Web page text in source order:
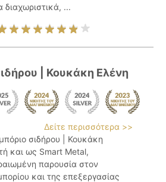
διαχωριστικά, ...
| Κουκάκη Ελένη
Δείτε περισσότερα >>
σιδήρου | Κουκάκη
και ως Smart Metal,
παρουσία στον
και της επεξεργασίας